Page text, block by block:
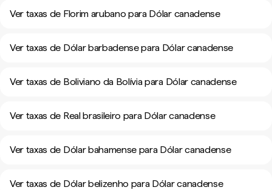
Ver taxas de Florim arubano para Dólar canadense
Ver taxas de Dólar barbadense para Dólar canadense
Ver taxas de Boliviano da Bolívia para Dólar canadense
Ver taxas de Real brasileiro para Dólar canadense
Ver taxas de Dólar bahamense para Dólar canadense
Ver taxas de Dólar belizenho para Dólar canadense